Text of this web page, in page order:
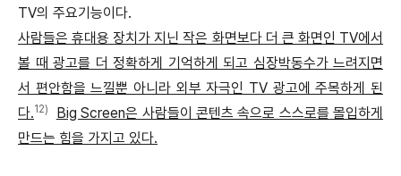
TV의 주요기능이다.
사람들은 휴대용 장치가 지닌 작은 화면보다 더 큰 화면인 TV에서
볼 때 광고를 더 정확하게 기억하게 되고 심장박동수가 느려지면
서 편안함을 느낄뿐 아니라 외부 자극인 TV 광고에 주목하게 된
다.12)
Big Screen은 사람들이 콘텐츠 속으로 스스로를 몰입하게
만드는 힘을 가지고 있다.